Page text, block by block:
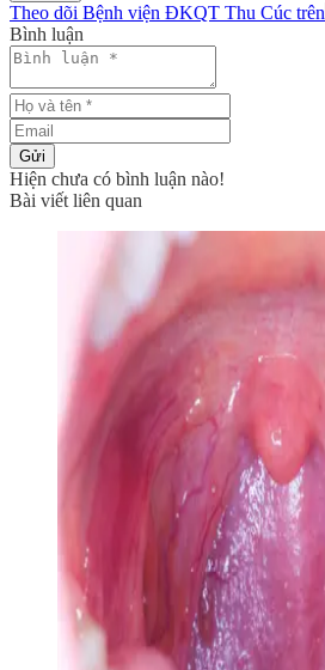
Theo dõi Bệnh viện ĐKQT Thu Cúc trên
Bình luận
Gửi
Hiện chưa có bình luận nào!
Bài viết liên quan